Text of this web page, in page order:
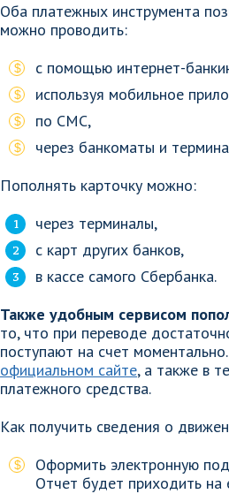
Оба платежных инструмента
можно проводить:
с помощью интернет-
используя мобильное
по СМС,
через банкоматы и
Пополнять карточку можно:
через терминалы,
с карт других банков,
в кассе самого Сбербанка.
Также удобным сервисом
то, что при переводе
поступают на счет
официальном сайте, а также в
платежного средства.
Как получить сведения о
Оформить электронную
Отчет будет приходить